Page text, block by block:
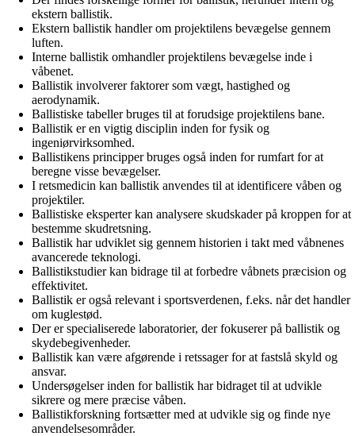
ekstern ballistik.
Ekstern ballistik handler om projektilens bevægelse gennem
luften.
Interne ballistik omhandler projektilens bevægelse inde i
våbenet.
Ballistik involverer faktorer som vægt, hastighed og
aerodynamik.
Ballistiske tabeller bruges til at forudsige projektilens bane.
Ballistik er en vigtig disciplin inden for fysik og
ingeniørvirksomhed.
Ballistikens principper bruges også inden for rumfart for at
beregne visse bevægelser.
I retsmedicin kan ballistik anvendes til at identificere våben og
projektiler.
Ballistiske eksperter kan analysere skudskader på kroppen for at
bestemme skudretsning.
Ballistik har udviklet sig gennem historien i takt med våbnenes
avancerede teknologi.
Ballistikstudier kan bidrage til at forbedre våbnets præcision og
effektivitet.
Ballistik er også relevant i sportsverdenen, f.eks. når det handler
om kuglestød.
Der er specialiserede laboratorier, der fokuserer på ballistik og
skydebegivenheder.
Ballistik kan være afgørende i retssager for at fastslå skyld og
ansvar.
Undersøgelser inden for ballistik har bidraget til at udvikle
sikrere og mere præcise våben.
Ballistikforskning fortsætter med at udvikle sig og finde nye
anvendelsesområder.